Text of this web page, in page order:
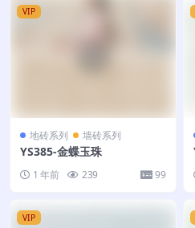
VIP
地砖系列 墙砖系列
YS385-金蝶玉珠
1 年前 239 99
VIP